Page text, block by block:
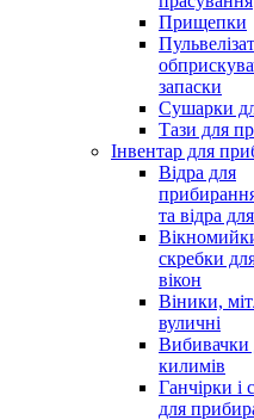
Прищепки
запаски
Сушарки
Тази для
Інвентар для
Відра для
та відра
скребки
вікон
Віники,
вуличні
Вибивачки
килимів
Ганчірки і
для